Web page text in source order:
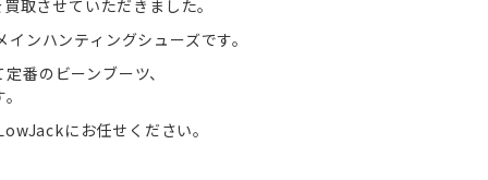
取させていただきました。
ンハンティングシューズです。
番のビーンブーツ、
にお任せください。